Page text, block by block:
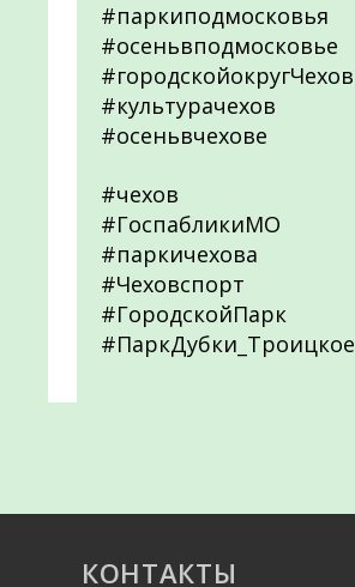
#паркиподмосковья
#осеньвподмосковье
#городскойокругЧехов
#культурачехов
#осеньвчехове
#чехов
#ГоспабликиМО
#паркичехова
#Чеховспорт
#ГородскойПарк
#ПаркДубки_Троицкое
КОНТАКТЫ